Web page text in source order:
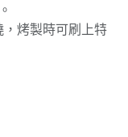
烤製時可刷上特